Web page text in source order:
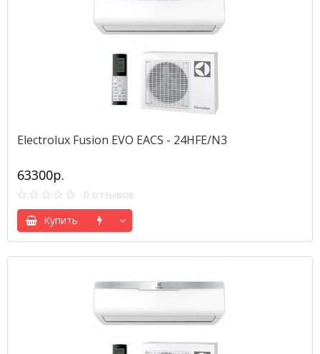
Electrolux Fusion EVO EACS - 24HFE/N3
63300р.
0 отзывов
Купить